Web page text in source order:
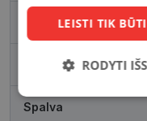
Rėmelio matmenys,
Rėmelio dydis
Spalva
LEISTI TIK
RODYTI
Būtinieji